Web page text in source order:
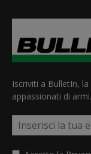
Iscriviti a BulletIn,
appassionati di armi.